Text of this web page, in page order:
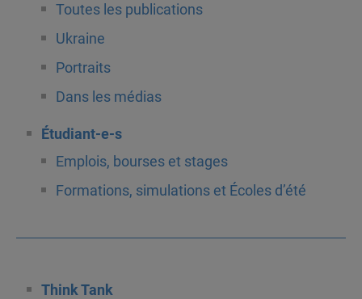
Toutes les publications
Ukraine
Portraits
Dans les médias
Étudiant-e-s
Emplois, bourses et stages
Formations, simulations et Écoles d’été
Think Tank